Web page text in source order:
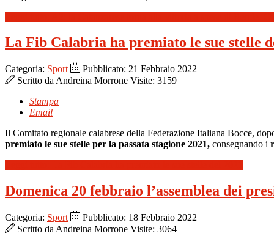
La Fib Calabria ha premiato le sue stelle
Categoria: Sport
Pubblicato: 21 Febbraio 2022
Scritto da Andreina Morrone Visite: 3159
Stampa
Email
Il Comitato regionale calabrese della Federazione Italiana Bocce,
premiato le sue stelle per la passata stagione 2021, consegnando i
Domenica 20 febbraio l’assemblea dei
Categoria: Sport
Pubblicato: 18 Febbraio 2022
Scritto da Andreina Morrone Visite: 3064